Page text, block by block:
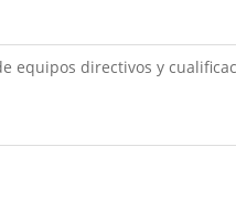
equipos directivos y